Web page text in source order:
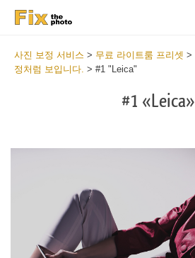
사진 보정 서비스 > 무료 라이트룸 프리셋 >
정처럼 보입니다. > #1 "Leica"
#1 «Leica»